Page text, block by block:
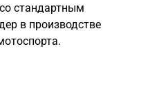
стандартным
в производстве